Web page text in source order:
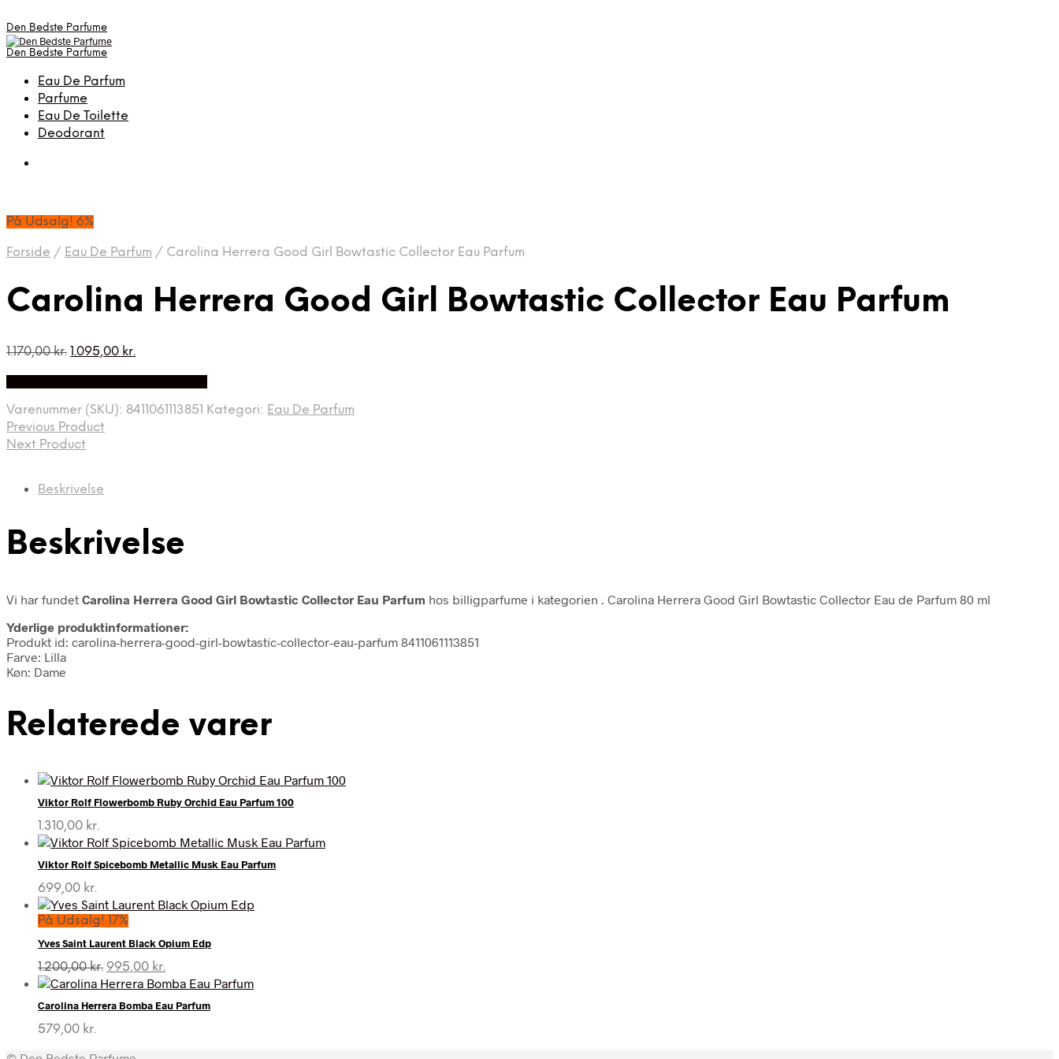
Den Bedste Parfume
Den Bedste Parfume
Eau De Parfum
Parfume
Eau De Toilette
Deodorant
På Udsalg! 6%
Forside / Eau De Parfum / Carolina Herrera Good Girl Bowtastic Collector Eau Parfum
Carolina Herrera Good Girl Bowtastic Collector Eau Parfum
1.170,00kr. Den
1.170,00 kr..
1.095,00 kr.
1.095,00 kr..
Varenummer (SKU): 8411061113851 Kategori: Eau De Parfum
Previous Product
Next Product
Beskrivelse
Beskrivelse
Vi har fundet Carolina Herrera Good Girl Bowtastic Collector Eau Parfum hos billigparfume i kategorien
. Carolina Herrera Good Girl Bowtastic Collector Eau de Parfum 80 ml
Yderlige produktinformationer:
Produkt id: carolina-herrera-good-girl-bowtastic-collector-eau-parfum 8411061113851
Farve: Lilla
Køn: Dame
Relaterede varer
Viktor Rolf Flowerbomb Ruby Orchid Eau Parfum 100
1.310,00 kr.
Viktor Rolf Spicebomb Metallic Musk Eau Parfum
699,00 kr.
På Udsalg! 17%
Yves Saint Laurent Black Opium Edp
1.200,00kr. Den
oprindelige
var:
995,00 kr.
aktuelle
er:
Carolina Herrera Bomba Eau Parfum
579,00 kr.